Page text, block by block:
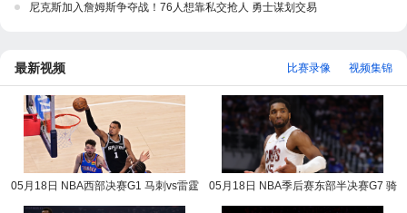
尼克斯加入詹姆斯争夺战！76人想靠私交抢人 勇士谋划交易
最新视频 视频集锦
比赛录像
05月18日 NBA西部决赛G1 马刺vs雷霆
05月18日 NBA季后赛东部半决赛G7 骑